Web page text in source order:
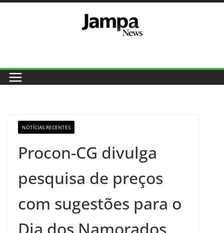
NOTÍCIAS RECENTES
Procon-CG divulga
pesquisa de preços
com sugestões para o